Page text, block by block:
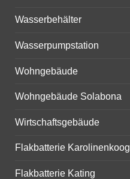
Wasserbehälter
Wasserpumpstation
Wohngebäude
Wohngebäude Solabona
Wirtschaftsgebäude
Flakbatterie Karolinenkoog
Flakbatterie Kating